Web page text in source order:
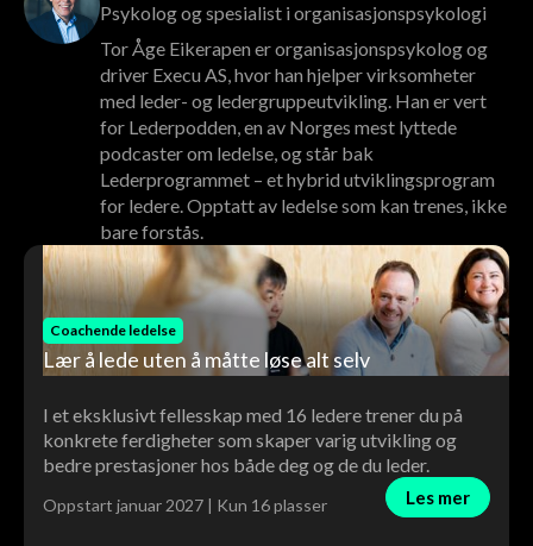
Psykolog og spesialist i organisasjonspsykologi
Tor Åge Eikerapen er organisasjonspsykolog og
driver Execu AS, hvor han hjelper virksomheter
med leder- og ledergruppeutvikling. Han er vert
for Lederpodden, en av Norges mest lyttede
podcaster om ledelse, og står bak
Lederprogrammet – et hybrid utviklingsprogram
for ledere. Opptatt av ledelse som kan trenes, ikke
bare forstås.
Coachende ledelse
Lær å lede uten å måtte løse alt selv
I et eksklusivt fellesskap med 16 ledere trener du på
konkrete ferdigheter som skaper varig utvikling og
bedre prestasjoner hos både deg og de du leder.
Oppstart januar 2027 | Kun 16 plasser Les mer